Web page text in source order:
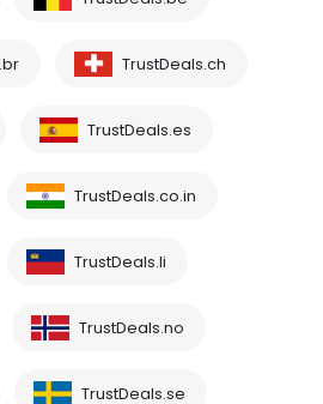
TrustDeals.ch
TrustDeals.es
TrustDeals.co.in
TrustDeals.li
TrustDeals.no
TrustDeals.se